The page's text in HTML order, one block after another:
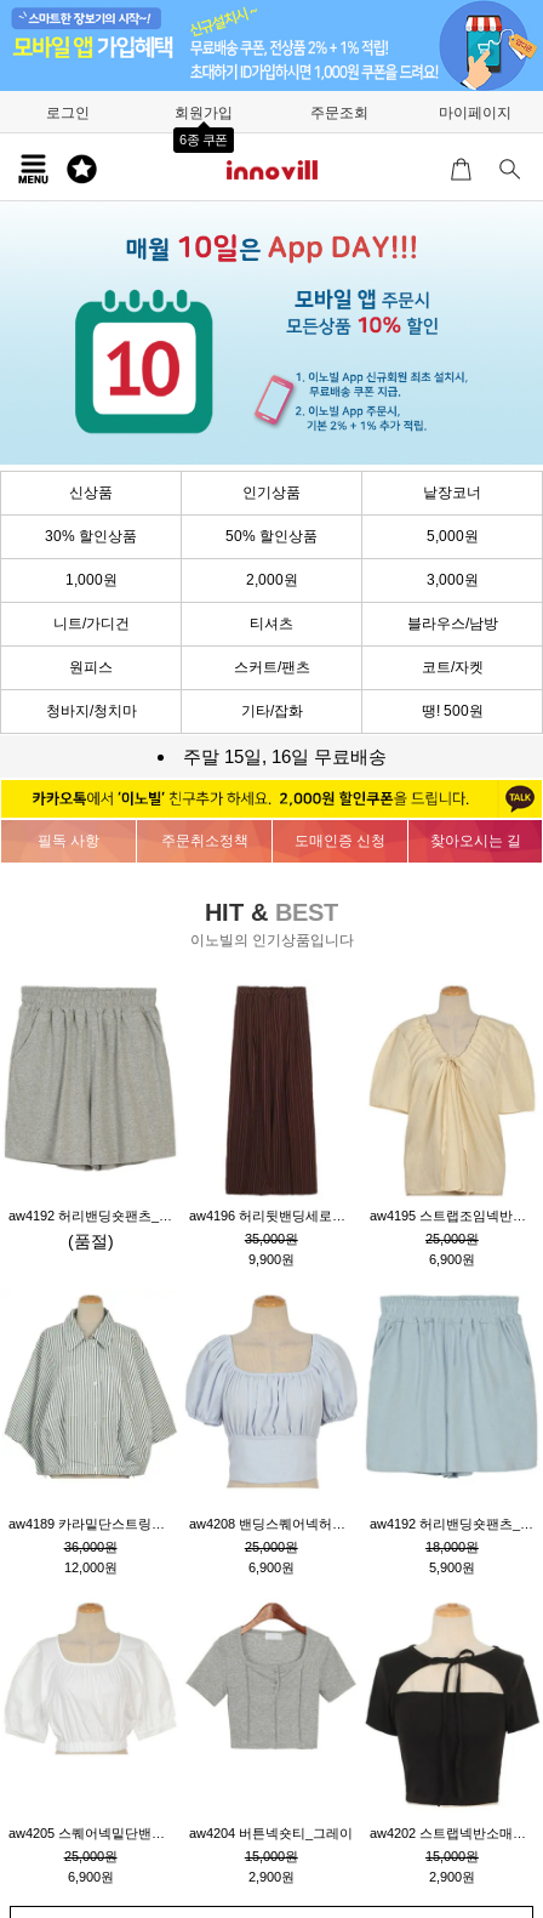
로그인 회원가입
6종 쿠폰
주문조회 마이페이지
신상품 인기상품 낱장코너
30% 할인상품 50% 할인상품 5,000원
1,000원 2,000원 3,000원
니트/가디건 티셔츠 블라우스/남방
원피스 스커트/팬츠 코트/자켓
청바지/청치마 기타/잡화 땡! 500원
주말 15일, 16일 무료배송
필독 사항 주문취소정책 도매인증 신청 찾아오시는 길
HIT & BEST
이노빌의 인기상품입니다
(품절)
35,000원
9,900원
25,000원
6,900원
36,000원
12,000원
25,000원
6,900원
18,000원
5,900원
25,000원
6,900원
aw4204 버튼넥숏티_그레이
15,000원
2,900원
15,000원
2,900원